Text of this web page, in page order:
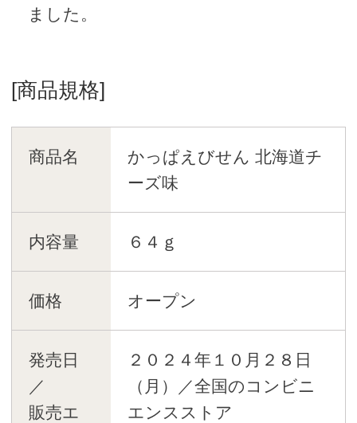
ました。
[商品規格]
商品名
かっぱえびせん 北海道チ
ーズ味
内容量 ６４ｇ
価格 オープン
発売日
／
販売エ
２０２４年１０月２８日
（月）／全国のコンビニ
エンスストア